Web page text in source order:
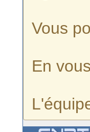
Vous
En